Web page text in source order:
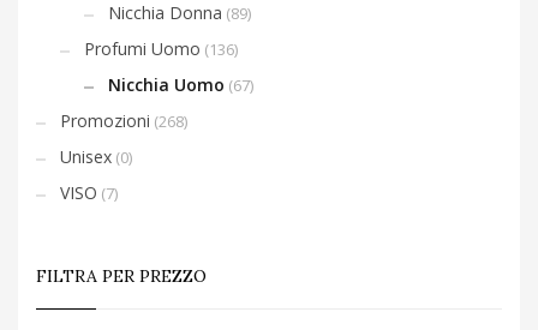
Nicchia Donna (89)
Profumi Uomo (136)
Nicchia Uomo (67)
Promozioni (268)
Unisex (0)
VISO (7)
FILTRA PER PREZZO